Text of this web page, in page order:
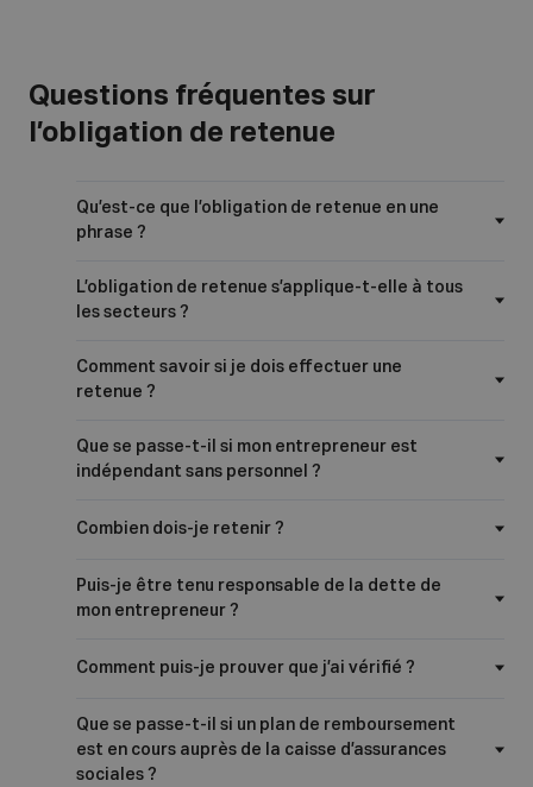
Questions fréquentes sur
l’obligation de retenue
Qu’est-ce que l’obligation de retenue en une
phrase ?
L’obligation de retenue s’applique-t-elle à tous
les secteurs ?
Comment savoir si je dois effectuer une
retenue ?
Que se passe-t-il si mon entrepreneur est
indépendant sans personnel ?
Combien dois-je retenir ?
Puis-je être tenu responsable de la dette de
mon entrepreneur ?
Comment puis-je prouver que j’ai vérifié ?
Que se passe-t-il si un plan de remboursement
est en cours auprès de la caisse d’assurances
sociales ?